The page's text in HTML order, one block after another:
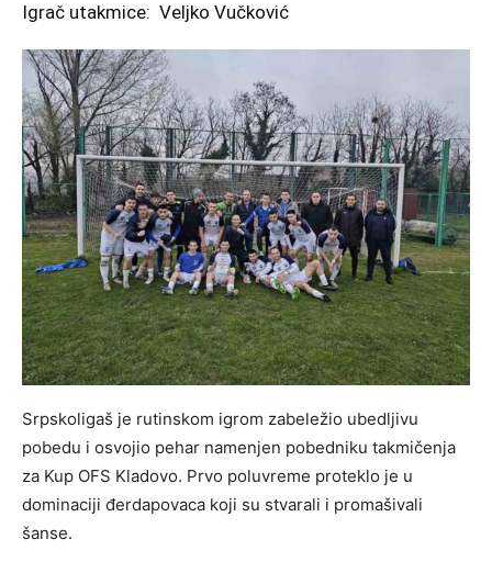
Igrač utakmice: Veljko Vučković
Srpskoligaš je rutinskom igrom zabeležio ubedljivu
pobedu i osvojio pehar namenjen pobedniku takmičenja
za Kup OFS Kladovo. Prvo poluvreme proteklo je u
dominaciji đerdapovaca koji su stvarali i promašivali
šanse.